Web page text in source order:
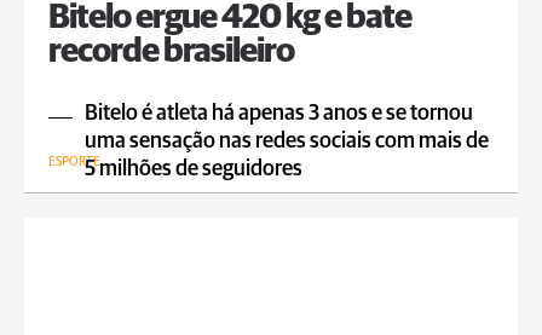
Bitelo ergue 420 kg e bate
recorde brasileiro
Bitelo é atleta há apenas 3 anos e se tornou
uma sensação nas redes sociais com mais de
5 milhões de seguidores
ESPORTE